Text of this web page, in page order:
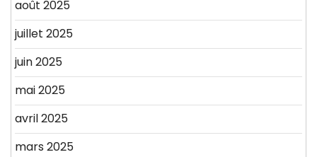
août 2025
juillet 2025
juin 2025
mai 2025
avril 2025
mars 2025